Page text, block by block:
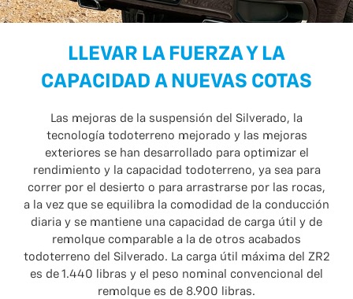
LLEVAR LA FUERZA Y LA
CAPACIDAD A NUEVAS COTAS
Las mejoras de la suspensión del Silverado, la
tecnología todoterreno mejorado y las mejoras
exteriores se han desarrollado para optimizar el
rendimiento y la capacidad todoterreno, ya sea para
correr por el desierto o para arrastrarse por las rocas,
a la vez que se equilibra la comodidad de la conducción
diaria y se mantiene una capacidad de carga útil y de
remolque comparable a la de otros acabados
todoterreno del Silverado. La carga útil máxima del ZR2
es de 1.440 libras y el peso nominal convencional del
remolque es de 8.900 libras.